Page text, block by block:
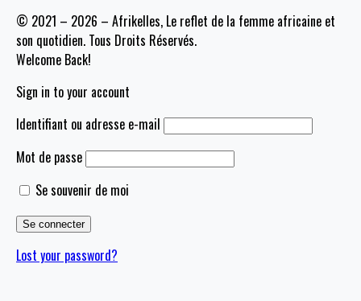
© 2021 – 2026 – Afrikelles, Le reflet de la femme africaine et
son quotidien. Tous Droits Réservés.
Welcome Back!
Sign in to your account
Identifiant ou adresse e-mail
Mot de passe
Se souvenir de moi
Lost your password?